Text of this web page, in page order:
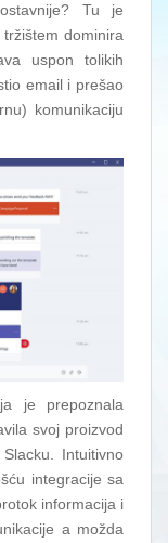
Tu je
dominira
uspon tolikih
email i prešao
komunikaciju
je prepoznala
svoj proizvod
Intuitivno
integracije sa
informacija i
a možda